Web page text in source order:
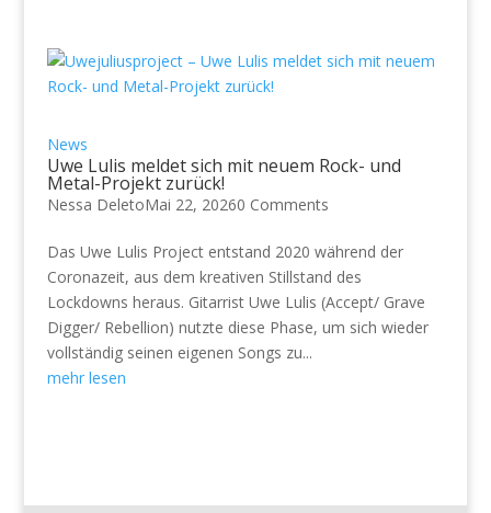
News
Uwe Lulis meldet sich mit neuem Rock- und
Metal-Projekt zurück!
Nessa DeletoMai 22, 20260 Comments
Das Uwe Lulis Project entstand 2020 während der
Coronazeit, aus dem kreativen Stillstand des
Lockdowns heraus. Gitarrist Uwe Lulis (Accept/ Grave
Digger/ Rebellion) nutzte diese Phase, um sich wieder
vollständig seinen eigenen Songs zu...
mehr lesen